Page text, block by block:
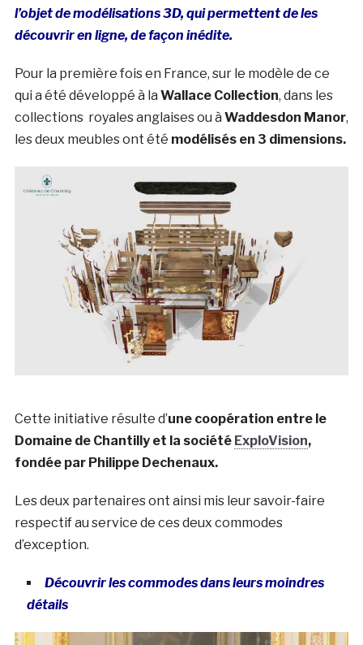
l’objet de modélisations 3D, qui permettent de les
découvrir en ligne, de façon inédite.
Pour la première fois en France, sur le modèle de ce
qui a été développé à la Wallace Collection, dans les
collections royales anglaises ou à Waddesdon Manor,
les deux meubles ont été modélisés en 3 dimensions.
Cette initiative résulte d’une coopération entre le
Domaine de Chantilly et la société ExploVision,
fondée par Philippe Dechenaux.
Les deux partenaires ont ainsi mis leur savoir-faire
respectif au service de ces deux commodes
d’exception.
Découvrir les commodes dans leurs moindres
détails